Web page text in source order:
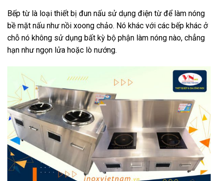
Bếp từ là loại thiết bị đun nấu sử dụng điện từ để làm nóng
bề mặt nấu như nồi xoong chảo. Nó khác với các bếp khác ở
chỗ nó không sử dụng bất kỳ bộ phận làm nóng nào, chẳng
hạn như ngọn lửa hoặc lò nướng.